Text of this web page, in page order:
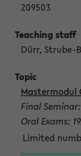
209503
Dürr, Strube-
Mastermodul
Final
Oral Exams:
Limited